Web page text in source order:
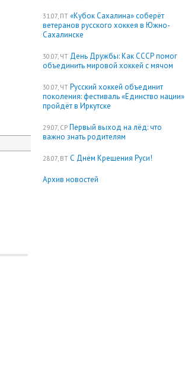
31.07, ПТ «Кубок Сахалина» соберёт
ветеранов русского хоккея в Южно-
Сахалинске
30.07, ЧТ День Дружбы: Как СССР помог
объединить мировой хоккей с мячом
30.07, ЧТ Русский хоккей объединит
поколения: фестиваль «Единство нации»
пройдёт в Иркутске
29.07, СР Первый выход на лёд: что
важно знать родителям
28.07, ВТ С Днём Крещения Руси!
Архив новостей